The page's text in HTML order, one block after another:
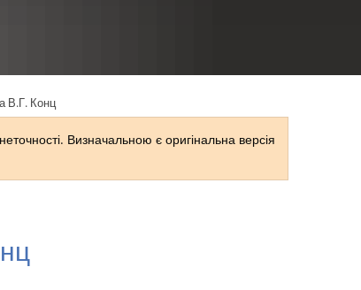
В.Г. Конц
Визначальною є оригінальна версія